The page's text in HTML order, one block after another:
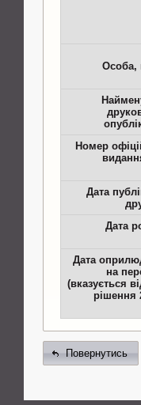
Особа,
Номер
Дата
Дата
Дата
на
(вказується
рішення
Повернутись